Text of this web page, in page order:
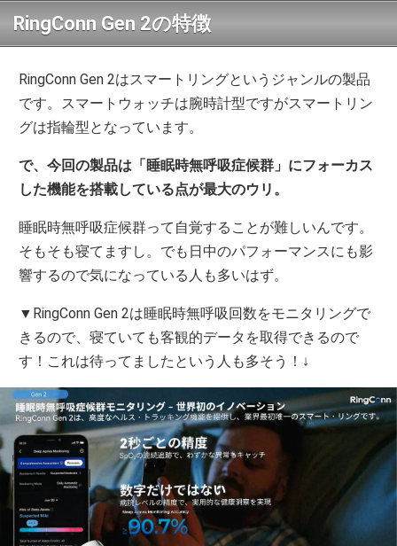
RingConn Gen 2の特徴
RingConn Gen 2はスマートリングというジャンルの製品
です。スマートウォッチは腕時計型ですがスマートリン
グは指輪型となっています。
で、今回の製品は「睡眠時無呼吸症候群」にフォーカス
した機能を搭載している点が最大のウリ。
睡眠時無呼吸症候群って自覚することが難しいんです。
そもそも寝てますし。でも日中のパフォーマンスにも影
響するので気になっている人も多いはず。
▼RingConn Gen 2は睡眠時無呼吸回数をモニタリングで
きるので、寝ていても客観的データを取得できるので
す！これは待ってましたという人も多そう！↓